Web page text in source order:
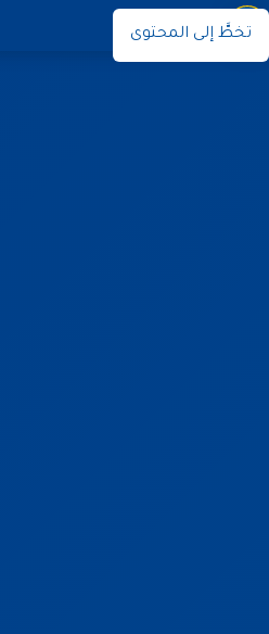
تخطَّ إلى المحتوى
نوران